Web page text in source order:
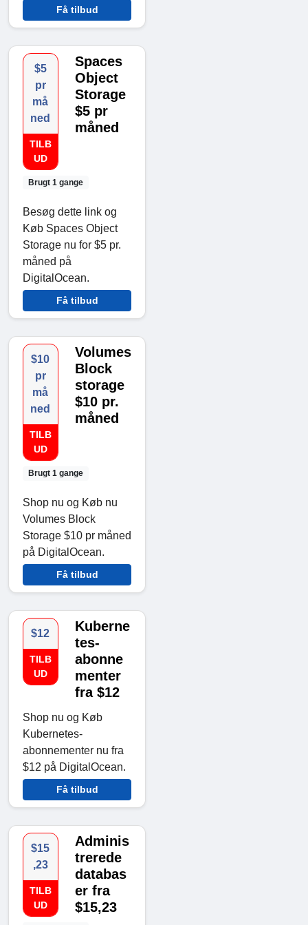
Få tilbud
$5
pr
må
ned
TILB
UD
Brugt 1 gange
Spaces
Object
Storage
$5 pr
måned
Besøg dette link og
Køb Spaces Object
Storage nu for $5 pr.
måned på
DigitalOcean.
Få tilbud
$10
pr
må
ned
TILB
UD
Brugt 1 gange
Volumes
Block
storage
$10 pr.
måned
Shop nu og Køb nu
Volumes Block
Storage $10 pr måned
på DigitalOcean.
Få tilbud
$12
TILB
UD
Kuberne
tes-
abonne
menter
fra $12
Shop nu og Køb
Kubernetes-
abonnementer nu fra
$12 på DigitalOcean.
Få tilbud
$15
,23
TILB
UD
Adminis
trerede
databas
er fra
$15,23